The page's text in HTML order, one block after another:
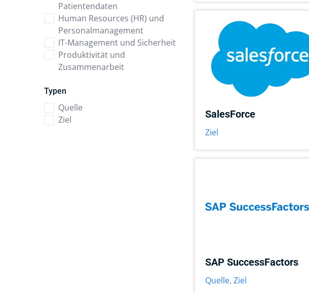
Patientendaten
Human Resources (HR) und
Personalmanagement
IT-Management und Sicherheit
Produktivität und
Zusammenarbeit
Typen
Quelle
Ziel
SalesForce
Ziel
SAP SuccessFactors
Quelle, Ziel